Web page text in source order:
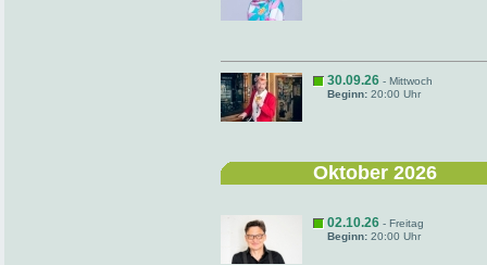
30.09.26 - Mittwoch
Beginn: 20:00 Uhr
Oktober 2026
02.10.26 - Freitag
Beginn: 20:00 Uhr